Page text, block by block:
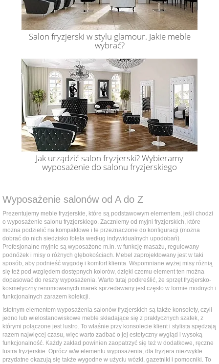
Salon fryzjerski w stylu glamour. Jakie meble
wybrać?
Jak urządzić salon fryzjerski? Wybieramy
wyposażenie do salonu fryzjerskiego
Wyposażenie salonów od A do Z
Prezentujemy meble fryzjerskie, które są podstawowym elementem, jeśli chodzi
o wyposażenie salonu fryzjerskiego. Zaczniemy od myjni fryzjerskich, które
można podzielić na kompaktowe i te przeznaczone do konfiguracji (można
dobrać do nich siedzisko fotela według indywidualnych upodobań).
Profesjonalne myjnie są wyposażone m.in. w funkcję masażu, regulowany
podnóżek i misy o różnych głębokościach. Mebel zaprojektowany jest w taki
sposób, aby podnieść wygodę i komfort klienta. Wspomniane wyżej misy różnią
się też pod względem dostępnych kolorów, dzięki czemu element ten można
dopasować do reszty wyposażenia. Warto tutaj podkreślić, że sprzęt fryzjersko-
kosmetyczny renomowanych marek sprzedawany jest często w formie modnych i
funkcjonalnych zarazem kolekcji.
Istotnym elementem wyposażenia salonów fryzjerskich są także konsolety, czyli
jedno lub wielostanowiskowe meble składające się z praktycznych szafek, z
którymi połączone jest lustro. To właśnie przy konsolecie klient i stylista spędzają
razem najwięcej czasu, więc warto zadbać o jej estetyczny wygląd i wysoką
funkcjonalność. Każdy zakład powinien zaopatrzyć się też w dodatkowe, ręczne
lustra fryzjerskie. Oprócz w/w elementu wyposażenia, dla fryzjera niezwykle
przydatne okazują się także wygodne w użyciu wózki, gazetniki i pomocniki. To